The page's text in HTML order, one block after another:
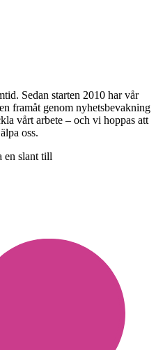
Sedan starten 2010 har vår
framåt genom nyhetsbevakning
vårt arbete – och vi hoppas att
oss.
en slant till